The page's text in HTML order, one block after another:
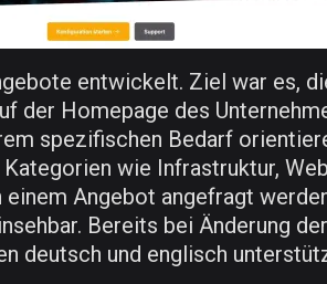
entwickelt. Ziel war es,
der Homepage des
spezifischen Bedarf
Kategorien wie Infrastruktur,
einem Angebot angefragt
Bereits bei Änderung
deutsch und englisch